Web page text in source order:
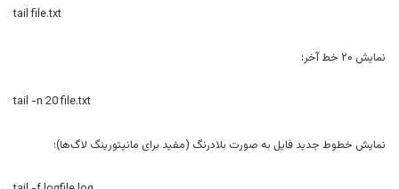
tail file.txt
نمایش ۲۰ خط آخر:
tail -n 20 file.txt
نمایش خطوط جدید فایل به صورت بلادرنگ (مفید برای مانیتورینگ لاگ‌ها):